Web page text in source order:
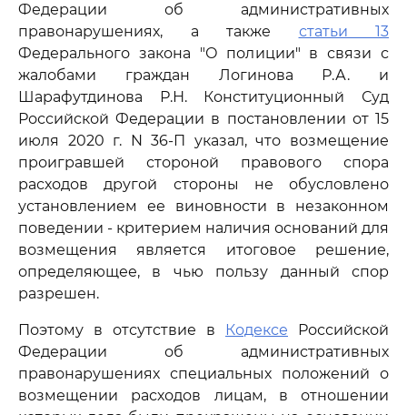
Федерации об административных
правонарушениях, а также статьи 13
Федерального закона "О полиции" в связи с
жалобами граждан Логинова Р.А. и
Шарафутдинова Р.Н. Конституционный Суд
Российской Федерации в постановлении от 15
июля 2020 г. N 36-П указал, что возмещение
проигравшей стороной правового спора
расходов другой стороны не обусловлено
установлением ее виновности в незаконном
поведении - критерием наличия оснований для
возмещения является итоговое решение,
определяющее, в чью пользу данный спор
разрешен.
Поэтому в отсутствие в Кодексе Российской
Федерации об административных
правонарушениях специальных положений о
возмещении расходов лицам, в отношении